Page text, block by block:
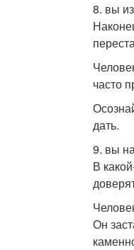
8. вы
часто
дать.
9. вы
В
Он